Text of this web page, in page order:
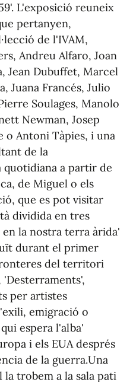
L'exposició reuneix
pertanyen,
de l'IVAM,
Andreu Alfaro, Joan
Jean Dubuffet, Marcel
Juana Francés, Julio
Soulages, Manolo
Newman, Josep
o Antoni Tàpies, i una
de la
a partir de
de Miguel o els
que es pot visitar
dividida en tres
la nostra terra àrida'
durant el primer
del territori
'Desterraments',
per artistes
emigració o
espera l'alba'
i els EUA després
de la guerra.Una
trobem a la sala pati